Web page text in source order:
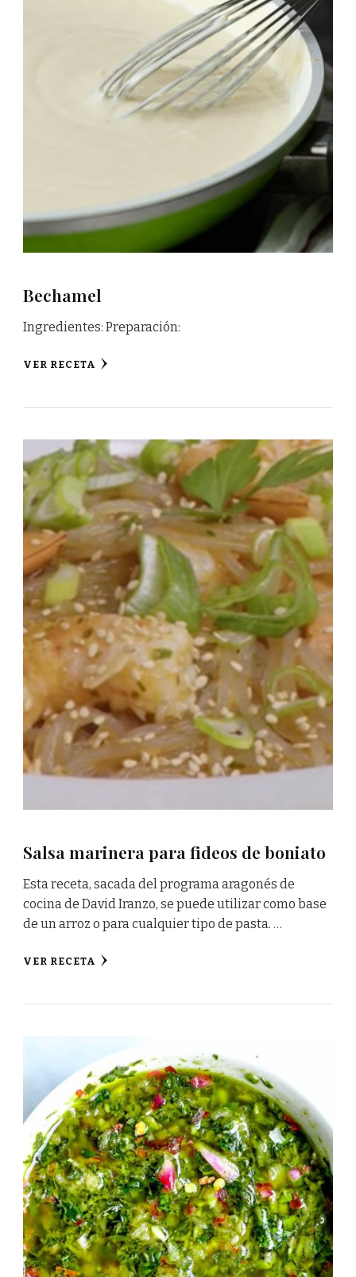
Bechamel
Ingredientes: Preparación:
VER RECETA
Salsa marinera para fideos de boniato
Esta receta, sacada del programa aragonés de
cocina de David Iranzo, se puede utilizar como base
de un arroz o para cualquier tipo de pasta. …
VER RECETA